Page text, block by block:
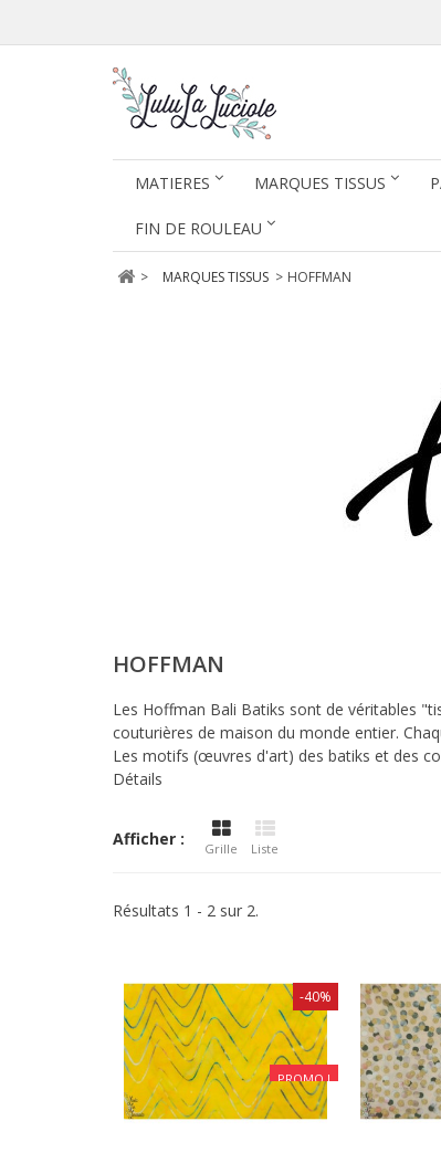
MATIERES MARQUES TISSUS
FIN DE ROULEAU
> MARQUES TISSUS > HOFFMAN
HOFFMAN
Les Hoffman Bali Batiks sont de véritables
couturières de maison du monde entier.
Les motifs (œuvres d'art) des batiks et des
Détails
Afficher : Grille Liste
Résultats 1 - 2 sur 2.
PROMO !
-40%